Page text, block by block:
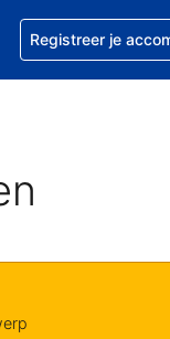
valuta is EUR
Je huidige taal is
Krijg hulp bij je
Registreer je